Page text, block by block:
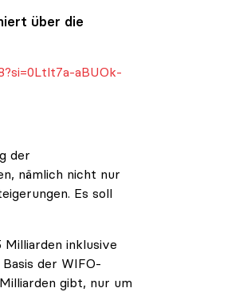
über die
aBUOk-
der
nämlich nicht nur
Es soll
Milliarden inklusive
der WIFO-
gibt, nur um